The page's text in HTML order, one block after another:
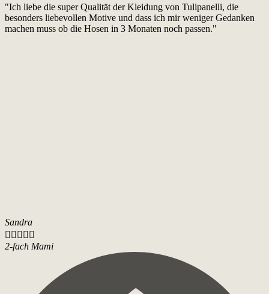
"Ich liebe die super Qualität der Kleidung von Tulipanelli, die
besonders liebevollen Motive und dass ich mir weniger Gedanken
machen muss ob die Hosen in 3 Monaten noch passen."
Sandra
    
2-fach Mami